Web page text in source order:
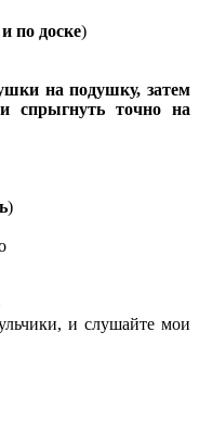
по доске)
на подушку, затем
спрыгнуть точно на
)
и слушайте мои